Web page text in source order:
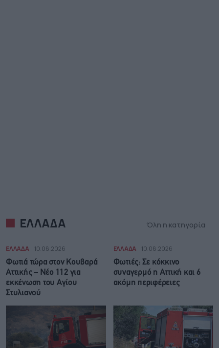
ΕΛΛΑΔΑ Όλη η κατηγορία
ΕΛΛΑΔΑ 10.08.2026
Φωτιά τώρα στον Κουβαρά
Αττικής – Νέο 112 για
εκκένωση του Αγίου
Στυλιανού
ΕΛΛΑΔΑ 10.08.2026
Φωτιές: Σε κόκκινο
συναγερμό η Αττική και 6
ακόμη περιφέρειες